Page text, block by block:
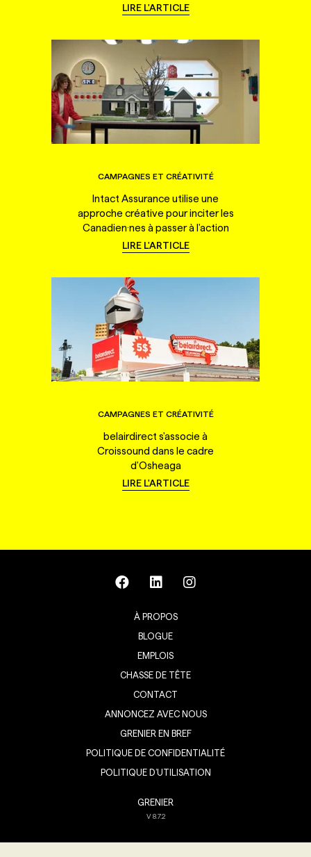
LIRE L'ARTICLE
CAMPAGNES ET CRÉATIVITÉ
Intact Assurance utilise une
approche créative pour inciter les
Canadien·nes à passer à l'action
LIRE L'ARTICLE
CAMPAGNES ET CRÉATIVITÉ
belairdirect s'associe à
Croissound dans le cadre
d'Osheaga
LIRE L'ARTICLE
À PROPOS
BLOGUE
EMPLOIS
CHASSE DE TÊTE
CONTACT
ANNONCEZ AVEC NOUS
GRENIER EN BREF
POLITIQUE DE CONFIDENTIALITÉ
POLITIQUE D’UTILISATION
GRENIER
V8.7.2